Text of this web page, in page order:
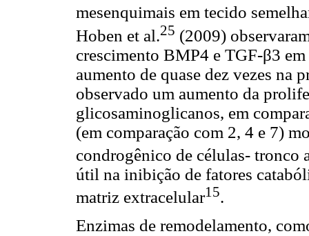
mesenquimais em tecido
Hoben et al.25 (2009)
crescimento BMP4 e TGF-β3
aumento de quase dez vezes na
observado um aumento da
glicosaminoglicanos, em
(em comparação com 2, 4 e 7)
condrogênico de células- tronco
útil na inibição de fatores
matriz extracelular15.
Enzimas de remodelamento,